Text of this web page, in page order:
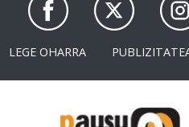
LEGE OHARRA